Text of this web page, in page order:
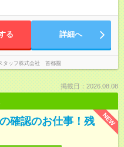
る 詳細へ
タッフ株式会社 首都圏
掲載日：2026.08.08
NEW
確認のお仕事！残